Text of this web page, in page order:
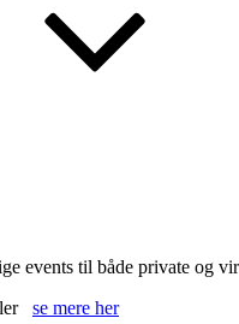
events til både private og
se mere her